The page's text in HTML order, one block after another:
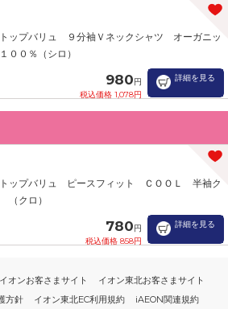
トップバリュ ９分袖Ｖネックシャツ オーガニッ
００％（シロ）
980円
税込価格 1,078円
詳細を見る
トップバリュ ピースフィット ＣＯＯＬ 半袖ク
（クロ）
780円
税込価格 858円
詳細を見る
イオンお客さまサイト
イオン東北お客さまサイト
方針 イオン東北EC利用規約 iAEON関連規約